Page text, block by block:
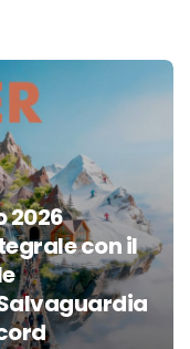
2026
con il